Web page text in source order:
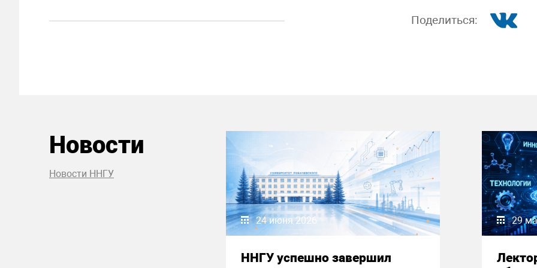
Поделиться:
Новости
Новости ННГУ
24 июня 2026
ННГУ успешно завершил
29